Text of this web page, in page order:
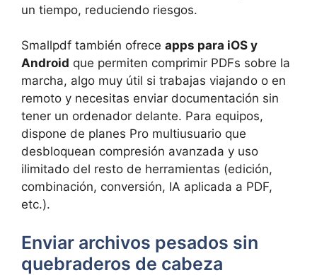
un tiempo, reduciendo riesgos.
Smallpdf también ofrece apps para iOS y
Android que permiten comprimir PDFs sobre la
marcha, algo muy útil si trabajas viajando o en
remoto y necesitas enviar documentación sin
tener un ordenador delante. Para equipos,
dispone de planes Pro multiusuario que
desbloquean compresión avanzada y uso
ilimitado del resto de herramientas (edición,
combinación, conversión, IA aplicada a PDF,
etc.).
Enviar archivos pesados sin
quebraderos de cabeza